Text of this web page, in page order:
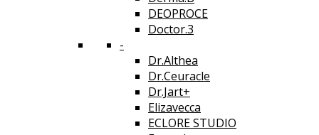
DEOPROCE
Doctor.3
-
Dr.Althea
Dr.Ceuracle
Dr.Jart+
Elizavecca
ECLORE STUDIO